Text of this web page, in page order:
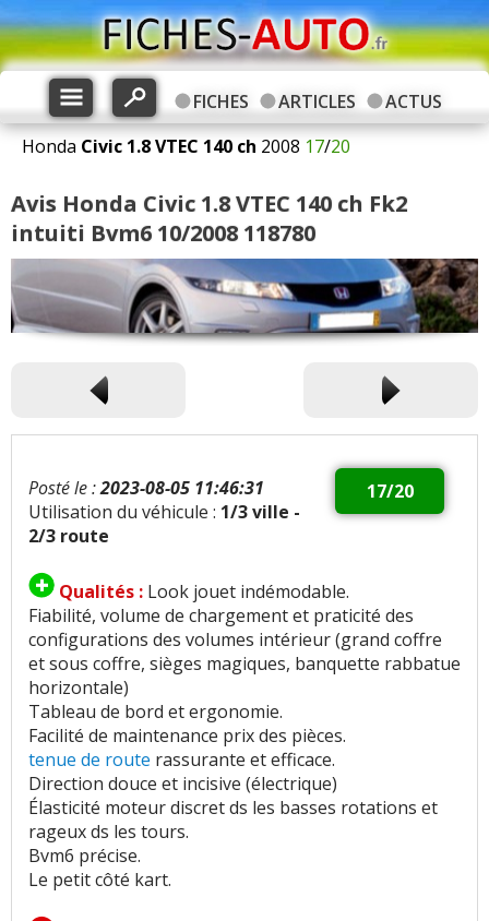
FICHES ARTICLES
ACTUS
Honda Civic 1.8 VTEC 140 ch 2008 17/20
Avis Honda Civic 1.8 VTEC 140 ch Fk2
intuiti Bvm6 10/2008 118780
17/20
Posté le :2023-08-05 11:46:31
Utilisation du véhicule : 1/3 ville -
2/3 route
Qualités : Look jouet indémodable.
Fiabilité, volume de chargement et praticité des
configurations des volumes intérieur (grand coffre
et sous coffre, sièges magiques, banquette rabbatue
horizontale)
Tableau de bord et ergonomie.
Facilité de maintenance prix des pièces.
tenue de route rassurante et efficace.
Direction douce et incisive (électrique)
Élasticité moteur discret ds les basses rotations et
rageux ds les tours.
Bvm6 précise.
Le petit côté kart.